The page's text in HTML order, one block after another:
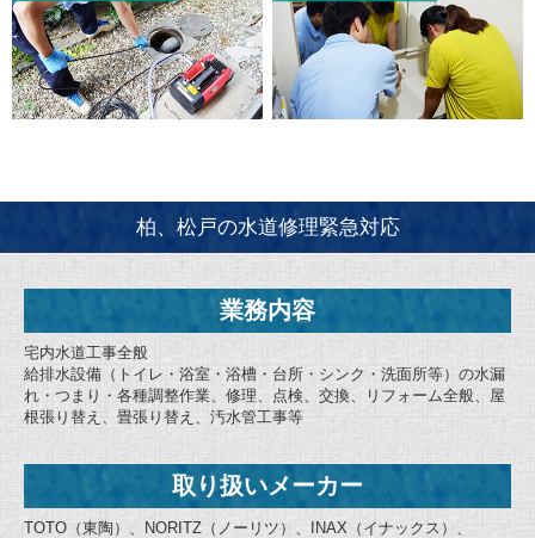
柏、松戸の水道修理緊急対応
業務内容
宅内水道工事全般
給排水設備（トイレ・浴室・浴槽・台所・シンク・洗面所等）の水漏
れ・つまり・各種調整作業、修理、点検、交換、リフォーム全般、屋
根張り替え、畳張り替え、汚水管工事等
取り扱いメーカー
TOTO（東陶）、NORITZ（ノーリツ）、INAX（イナックス）、